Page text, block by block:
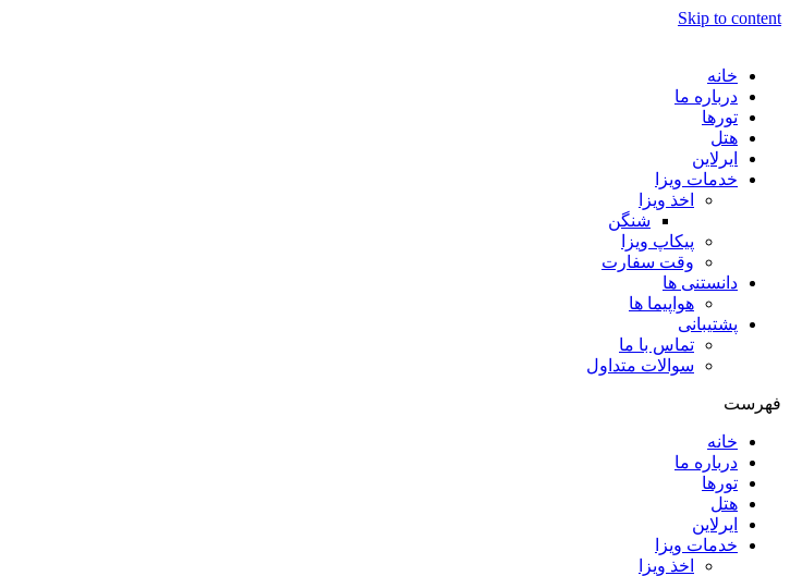
Skip to content
خانه
درباره ما
تورها
هتل
ایرلاین
خدمات ویزا
اخذ ویزا
شنگن
پیکاپ ویزا
وقت سفارت
دانستنی ها
هواپیما ها
پشتیبانی
تماس با ما
سوالات متداول
فهرست
خانه
درباره ما
تورها
هتل
ایرلاین
خدمات ویزا
اخذ ویزا